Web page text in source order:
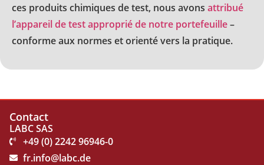
ces produits chimiques de test, nous avons attribué
l’appareil de test approprié de notre portefeuille–
conforme aux normes et orienté vers la pratique.
Contact
LABC SAS
+49 (0) 2242 96946-0
fr.info@labc.de